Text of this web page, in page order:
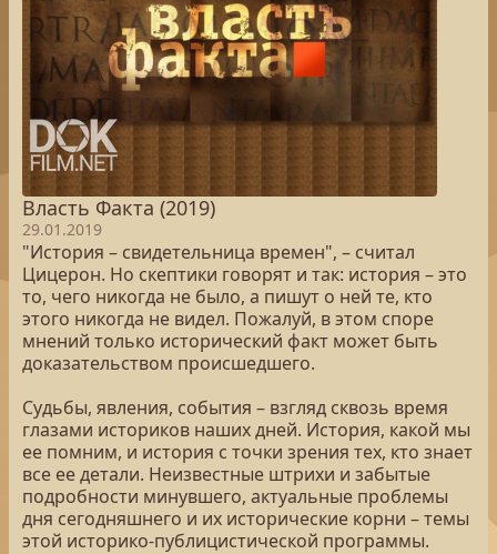
Власть Факта (2019)
29.01.2019
"История – свидетельница времен", – считал
Цицерон. Но скептики говорят и так: история – это
то, чего никогда не было, а пишут о ней те, кто
этого никогда не видел. Пожалуй, в этом споре
мнений только исторический факт может быть
доказательством происшедшего.
Судьбы, явления, события – взгляд сквозь время
глазами историков наших дней. История, какой мы
ее помним, и история с точки зрения тех, кто знает
все ее детали. Неизвестные штрихи и забытые
подробности минувшего, актуальные проблемы
дня сегодняшнего и их исторические корни – темы
этой историко-публицистической программы.